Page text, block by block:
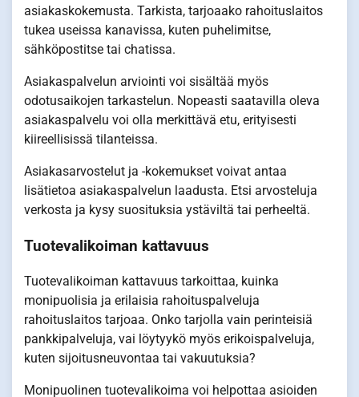
asiakaskokemusta. Tarkista, tarjoaako rahoituslaitos
tukea useissa kanavissa, kuten puhelimitse,
sähköpostitse tai chatissa.
Asiakaspalvelun arviointi voi sisältää myös
odotusaikojen tarkastelun. Nopeasti saatavilla oleva
asiakaspalvelu voi olla merkittävä etu, erityisesti
kiireellisissä tilanteissa.
Asiakasarvostelut ja -kokemukset voivat antaa
lisätietoa asiakaspalvelun laadusta. Etsi arvosteluja
verkosta ja kysy suosituksia ystäviltä tai perheeltä.
Tuotevalikoiman kattavuus
Tuotevalikoiman kattavuus tarkoittaa, kuinka
monipuolisia ja erilaisia rahoituspalveluja
rahoituslaitos tarjoaa. Onko tarjolla vain perinteisiä
pankkipalveluja, vai löytyykö myös erikoispalveluja,
kuten sijoitusneuvontaa tai vakuutuksia?
Monipuolinen tuotevalikoima voi helpottaa asioiden